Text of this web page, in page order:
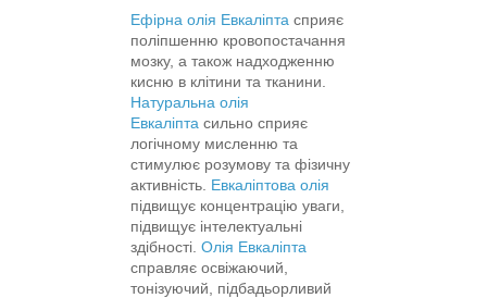
Ефірна олія Евкаліпта сприяє
поліпшенню кровопостачання
мозку, а також надходженню
кисню в клітини та тканини.
Натуральна олія
Евкаліпта сильно сприяє
логічному мисленню та
стимулює розумову та фізичну
активність. Евкаліптова олія
підвищує концентрацію уваги,
підвищує інтелектуальні
здібності. Олія Евкаліпта
справляє освіжаючий,
тонізуючий, підбадьорливий